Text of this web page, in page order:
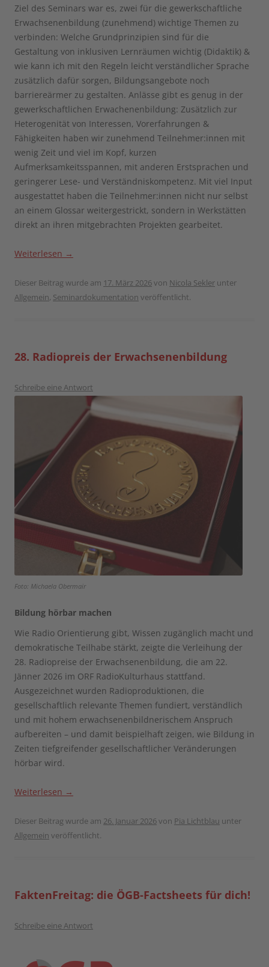
Ziel des Seminars war es, zwei für die gewerkschaftliche
Erwachsenenbildung (zunehmend) wichtige Themen zu
verbinden: Welche Grundprinzipien sind für die
Gestaltung von inklusiven Lernräumen wichtig (Didaktik) &
wie kann ich mit den Regeln leicht verständlicher Sprache
zusätzlich dafür sorgen, Bildungsangebote noch
barriereärmer zu gestalten. Anlässe gibt es genug in der
gewerkschaftlichen Erwachenenbildung: Zusätzlich zur
Heterogenität von Interessen, Vorerfahrungen &
Fähigkeiten haben wir zunehmend Teilnehmer:innen mit
wenig Zeit und viel im Kopf, kurzen
Aufmerksamkeitsspannen, mit anderen Erstsprachen und
geringerer Lese- und Verständniskompetenz. Mit viel Input
ausgestattet haben die Teilnehmer:innen nicht nur selbst
an einem Glossar weitergestrickt, sondern in Werkstätten
direkt an ihren mitgebrachten Projekten gearbeitet.
Weiterlesen →
Dieser Beitrag wurde am 17. März 2026von Nicola Sekler unter
Allgemein, Seminardokumentation veröffentlicht.
28. Radiopreis der Erwachsenenbildung
Schreibe eine Antwort
Foto: Michaela Obermair
Bildung hörbar machen
Wie Radio Orientierung gibt, Wissen zugänglich macht und
demokratische Teilhabe stärkt, zeigte die Verleihung der
28. Radiopreise der Erwachsenenbildung, die am 22.
Jänner 2026 im ORF RadioKulturhaus stattfand.
Ausgezeichnet wurden Radioproduktionen, die
gesellschaftlich relevante Themen fundiert, verständlich
und mit hohem erwachsenenbildnerischem Anspruch
aufbereiten – und damit beispielhaft zeigen, wie Bildung in
Zeiten tiefgreifender gesellschaftlicher Veränderungen
hörbar wird.
Weiterlesen →
Dieser Beitrag wurde am 26. Januar 2026von Pia Lichtblau unter
Allgemein veröffentlicht.
FaktenFreitag: die ÖGB-Factsheets für dich!
Schreibe eine Antwort